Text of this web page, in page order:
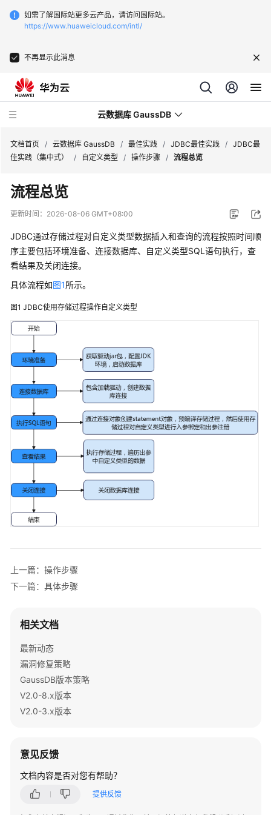
如需了解国际站更多云产品，请访问国际站。
https://www.huaweicloud.com/intl/
不再显示此消息
云数据库 GaussDB
最
新
动
服
务
告
品
绍
计
费
明
快
入
门
用
开
南
调
优
指
南
佳
文档首页 / 云数据库 GaussDB / 最佳实践 / JDBC最佳实践 / JDBC最
佳实践（集中式）
/ 自定义类型 / 操作步骤 / 流程总览
流程总览
更新时间： 2026-08-06 GMT+08:00
JDBC通过存储过程对自定义类型数据插入和查询的流程按照时间顺
序主要包括环境准备、连接数据库、自定义类型SQL语句执行，查
看结果及关闭连接。
具体流程如图1所示。
图1 JDBC使用存储过程操作自定义类型
上一篇：操作步骤
下一篇：具体步骤
相关文档
最新动态
漏洞修复策略
GaussDB版本策略
V2.0-8.x版本
V2.0-3.x版本
意见反馈
文档内容是否对您有帮助？
提供反馈